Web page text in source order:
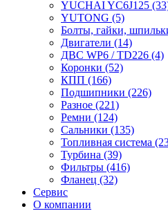
YUCHAI YC6J125
YUTONG (5)
Болты, гайки,
Двигатели (14)
ДВС WP6 / TD226 (4)
Коронки (52)
КПП (166)
Подшипники (226)
Разное (221)
Ремни (124)
Сальники (135)
Топливная система
Турбина (39)
Фильтры (416)
Фланец (32)
Сервис
О компании